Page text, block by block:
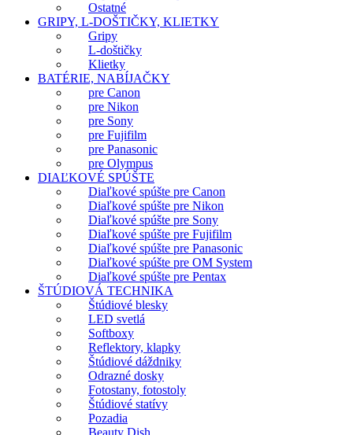
Ostatné
GRIPY, L-DOŠTIČKY, KLIETKY
Gripy
L-doštičky
Klietky
BATÉRIE, NABÍJAČKY
pre Canon
pre Nikon
pre Sony
pre Fujifilm
pre Panasonic
pre Olympus
DIAĽKOVÉ SPÚŠTE
Diaľkové spúšte pre Canon
Diaľkové spúšte pre Nikon
Diaľkové spúšte pre Sony
Diaľkové spúšte pre Fujifilm
Diaľkové spúšte pre Panasonic
Diaľkové spúšte pre OM System
Diaľkové spúšte pre Pentax
ŠTÚDIOVÁ TECHNIKA
Štúdiové blesky
LED svetlá
Softboxy
Reflektory, klapky
Štúdiové dáždniky
Odrazné dosky
Fotostany, fotostoly
Štúdiové statívy
Pozadia
Beauty Dish